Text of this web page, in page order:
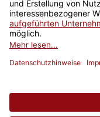
Newsletter